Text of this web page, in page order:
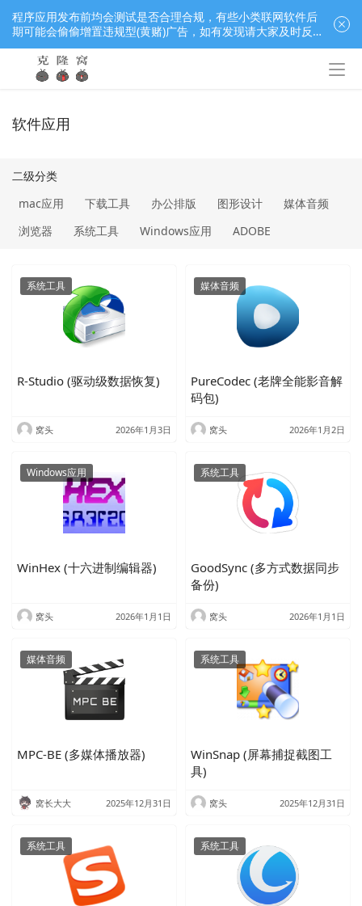
软件应用
二级分类
mac应用
下载工具 办公排版 图形设计
媒体音频
浏览器
系统工具 Windows应用
ADOBE
图像处理
壁纸 浏览器
程序员必备
系统工具
系统激活 视频录制
视频音频
远程工具 手机软件
下载工具
系统应用
视频音乐
解压缩 锻炼
系统工具
R-Studio (驱动级数据恢复)
窝头 2026年1月3日
媒体音频
PureCodec (老牌全能影音解
码包)
窝头 2026年1月2日
Windows应用
WinHex (十六进制编辑器)
窝头 2026年1月1日
系统工具
GoodSync (多方式数据同步
备份)
窝头 2026年1月1日
媒体音频
MPC-BE (多媒体播放器)
窝长大大 2025年12月31日
系统工具
WinSnap (屏幕捕捉截图工
具)
窝头 2025年12月31日
系统工具 系统工具
程序应用发布前均会测试是否合理合规，有些小类联网软件后
期可能会偷偷增置违规型(黄赌)广告，如有发现请大家及时反
馈窝长进行处理，共同监督维护良好的程序应用下载社区！